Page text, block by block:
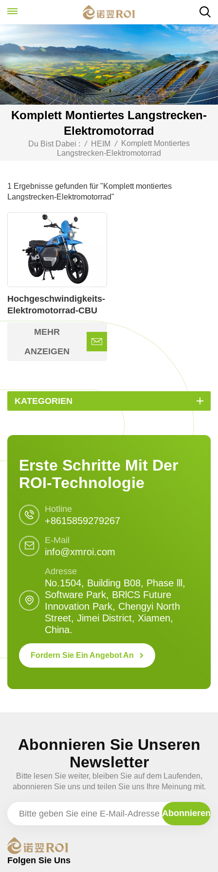
Komplett Montiertes Langstrecken-
Elektromotorrad
Du Bist Dabei : / HEIM /
Komplett Montiertes
Langstrecken-Elektromotorrad
1 Ergebnisse gefunden für "Komplett montiertes
Langstrecken-Elektromotorrad"
Hochgeschwindigkeits-
Elektromotorrad-CBU
mit Wi-LINK
Intelligentem Dual-
MEHR
ANZEIGEN
KATEGORIEN
Erste Schritte Mit Der
ROI-Technologie
Hotline
+8615859279267
E-Mail
info@xmroi.com
Adresse
No.1504, Building B08, Phase lll,
Software Park, BRlCS Future
Innovation Park, Chengyi North
Street, Jimei District, Xiamen,
China.
Fordern Sie Ein Angebot An
Abonnieren Sie Unseren
Newsletter
Bitte lesen Sie weiter, bleiben Sie auf dem Laufenden,
abonnieren Sie uns und teilen Sie uns Ihre Meinung mit.
Folgen Sie Uns